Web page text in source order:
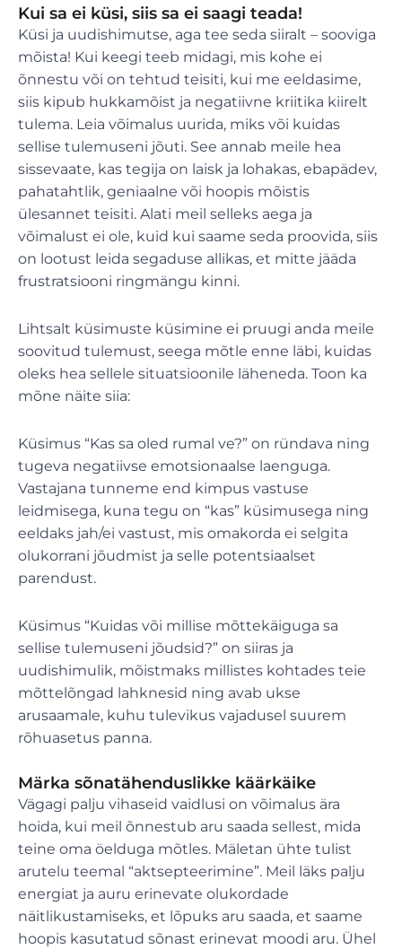
Kui sa ei küsi, siis sa ei saagi teada!
Küsi ja uudishimutse, aga tee seda siiralt – sooviga
mõista! Kui keegi teeb midagi, mis kohe ei
õnnestu või on tehtud teisiti, kui me eeldasime,
siis kipub hukkamõist ja negatiivne kriitika kiirelt
tulema. Leia võimalus uurida, miks või kuidas
sellise tulemuseni jõuti. See annab meile hea
sissevaate, kas tegija on laisk ja lohakas, ebapädev,
pahatahtlik, geniaalne või hoopis mõistis
ülesannet teisiti. Alati meil selleks aega ja
võimalust ei ole, kuid kui saame seda proovida, siis
on lootust leida segaduse allikas, et mitte jääda
frustratsiooni ringmängu kinni.
Lihtsalt küsimuste küsimine ei pruugi anda meile
soovitud tulemust, seega mõtle enne läbi, kuidas
oleks hea sellele situatsioonile läheneda. Toon ka
mõne näite siia:
Küsimus “Kas sa oled rumal ve?” on ründava ning
tugeva negatiivse emotsionaalse laenguga.
Vastajana tunneme end kimpus vastuse
leidmisega, kuna tegu on “kas” küsimusega ning
eeldaks jah/ei vastust, mis omakorda ei selgita
olukorrani jõudmist ja selle potentsiaalset
parendust.
Küsimus “Kuidas või millise mõttekäiguga sa
sellise tulemuseni jõudsid?” on siiras ja
uudishimulik, mõistmaks millistes kohtades teie
mõttelõngad lahknesid ning avab ukse
arusaamale, kuhu tulevikus vajadusel suurem
rõhuasetus panna.
Märka sõnatähenduslikke käärkäike
Vägagi palju vihaseid vaidlusi on võimalus ära
hoida, kui meil õnnestub aru saada sellest, mida
teine oma öelduga mõtles. Mäletan ühte tulist
arutelu teemal “aktsepteerimine”. Meil läks palju
energiat ja auru erinevate olukordade
näitlikustamiseks, et lõpuks aru saada, et saame
hoopis kasutatud sõnast erinevat moodi aru. Ühel